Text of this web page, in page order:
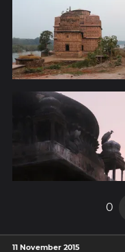
0
11 November 2015